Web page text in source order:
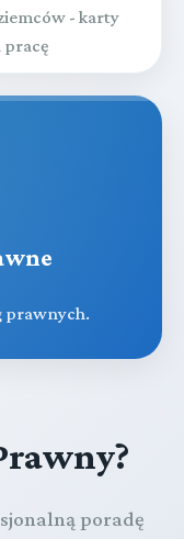
- karty
pracę
prawnych.
poradę